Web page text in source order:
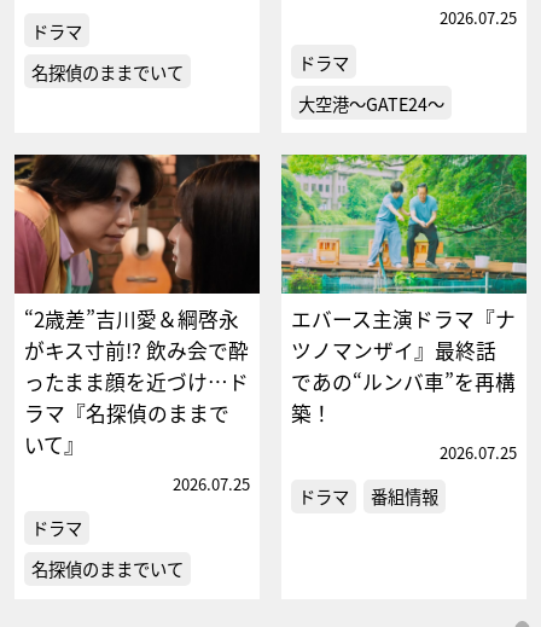
ドラマ
名探偵のままでいて
2026.07.25
ドラマ
大空港～GATE24～
“2歳差”吉川愛＆綱啓永
がキス寸前!? 飲み会で酔
ったまま顔を近づけ…ド
ラマ『名探偵のままで
いて』
2026.07.25
ドラマ
名探偵のままでいて
エバース主演ドラマ『ナ
ツノマンザイ』最終話
であの“ルンバ車”を再構
築！
2026.07.25
ドラマ 番組情報